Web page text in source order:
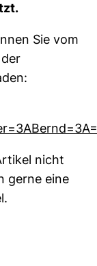
Sie vom
nicht
gerne eine